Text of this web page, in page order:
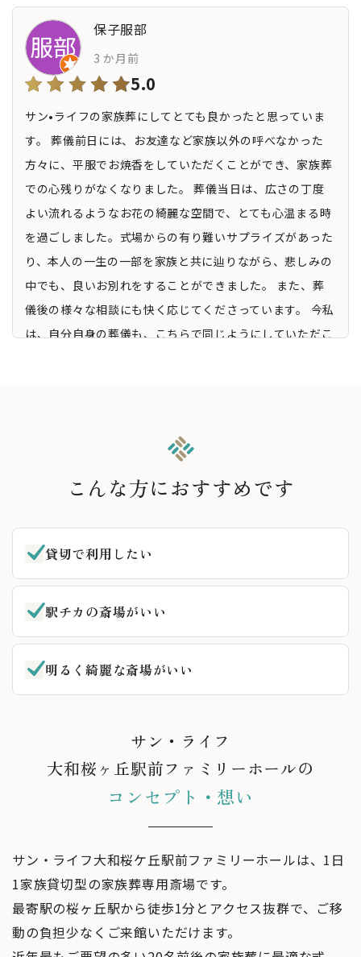
保子服部
3 か月前
5.0
サン•ライフの家族葬にしてとても良かったと思っていま
す。 葬儀前日には、お友達など家族以外の呼べなかった
方々に、平服でお焼香をしていただくことができ、家族葬
での心残りがなくなりました。 葬儀当日は、広さの丁度
よい流れるようなお花の綺麗な空間で、とても心温まる時
を過ごしました。式場からの有り難いサプライズがあった
り、本人の一生の一部を家族と共に辿りながら、悲しみの
中でも、良いお別れをすることができました。 また、葬
儀後の様々な相談にも快く応じてくださっています。 今私
は、自分自身の葬儀も、こちらで同じようにしていただこ
母の葬儀を、とても心のこもったものにしていだきまし
た。生前、母がこの新しくてきれいな式場を気になってい
たと後から親戚から聞きました。私も、もしそういうこと
ろとたずねてくださったあれこれが、音楽になり、色とし
て表れ、母の好きな食べ物を準備してくださるなどの形に
なり、うれしくて胸がいっぱいになりました。本当にあり
がとうございました。
4 か月前
5.0
きてまもないということもありましたが内装がとてもキレ
イで、なによりもスタッフの方のお心遣いがとてもあたた
かったです。お打ち合わせの時に何気なく呟いた言葉を覚
えてくださっており、葬儀の日に父が好きだったものをご
こんな方におすすめです
貸切で利用したい
駅チカの斎場がいい
明るく綺麗な斎場がいい
サン・ライフ
大和桜ヶ丘駅前ファミリーホールの
コンセプト・想い
サン・ライフ大和桜ケ丘駅前ファミリーホールは、1日
1家族貸切型の家族葬専用斎場です。
最寄駅の桜ヶ丘駅から徒歩1分とアクセス抜群で、ご移
動の負担少なくご来館いただけます。